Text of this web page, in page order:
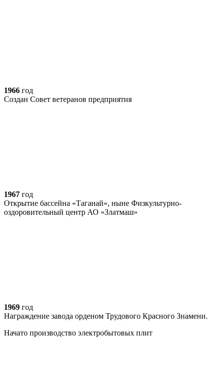
1966 год
Создан Совет ветеранов предприятия
1967 год
Открытие бассейна «Таганай», ныне Физкультурно-
оздоровительный центр АО «Златмаш»
1969 год
Награждение завода орденом Трудового Красного Знамени.
Начато производство электробытовых плит